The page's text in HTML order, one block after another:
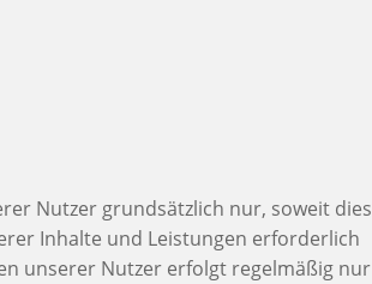
Nutzer grundsätzlich nur, soweit dies
Inhalte und Leistungen erforderlich
unserer Nutzer erfolgt regelmäßig nur